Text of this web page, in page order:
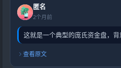
匿名
2个月前
这就是一个典型的庞氏资金盘，
查看原文